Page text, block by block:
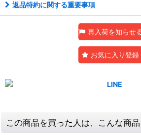
返品特約に関する重要事項
再入荷を知らせ
お気に入り登録
この商品を買った人は、こんな商